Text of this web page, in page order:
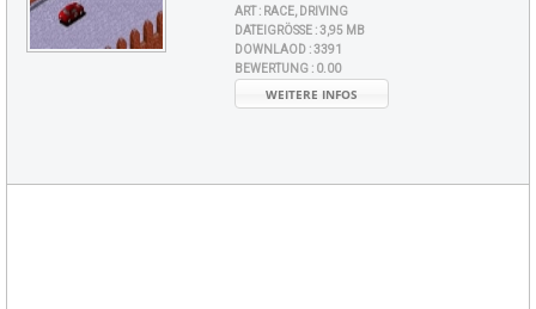
ART : RACE, DRIVING
DATEIGRÖSSE : 3,95 MB
DOWNLAOD :3391
BEWERTUNG : 0.00
WEITERE INFOS